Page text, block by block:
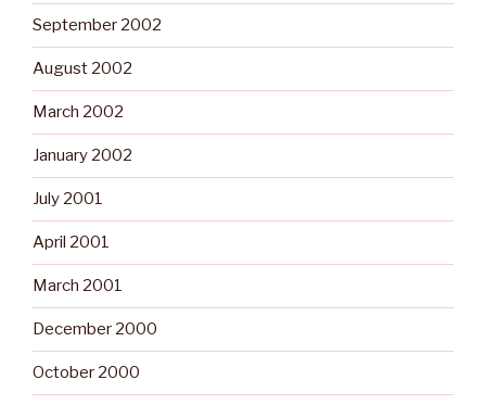
September 2002
August 2002
March 2002
January 2002
July 2001
April 2001
March 2001
December 2000
October 2000